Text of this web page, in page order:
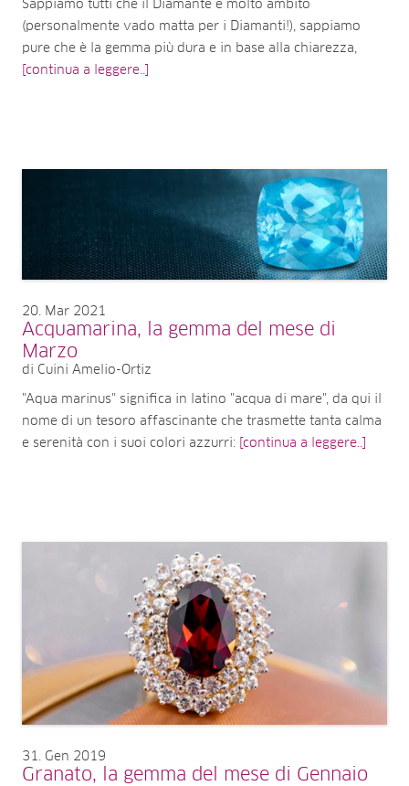
Sappiamo tutti che il Diamante è molto ambito
(personalmente vado matta per i Diamanti!), sappiamo
pure che è la gemma più dura e in base alla chiarezza,
[continua a leggere..]
20 Mar 2021
Acquamarina, la gemma del mese di
Marzo
di Cuini Amelio-Ortiz
"Aqua marinus" significa in latino "acqua di mare", da qui il
nome di un tesoro affascinante che trasmette tanta calma
e serenità con i suoi colori azzurri: [continua a leggere..]
31 Gen 2019
Granato, la gemma del mese di Gennaio